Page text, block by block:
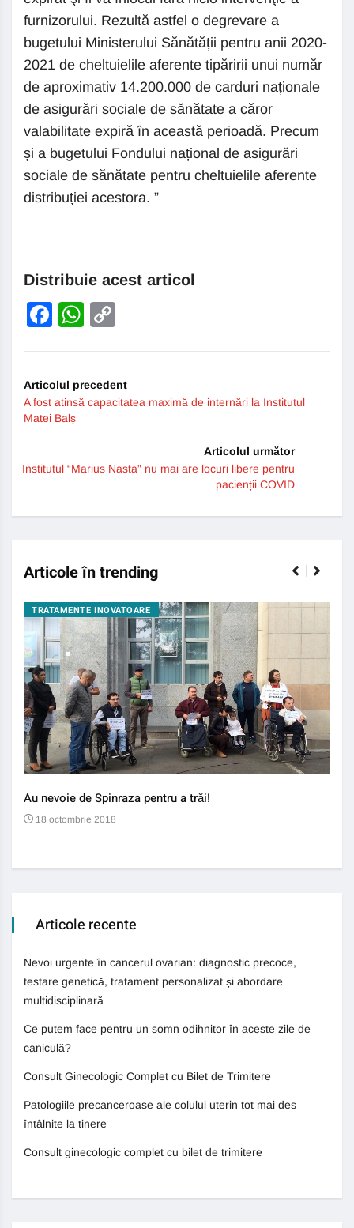
furnizorului. Rezultă astfel o degrevare a
bugetului Ministerului Sănătății pentru anii 2020-
2021 de cheltuielile aferente tipăririi unui număr
de aproximativ 14.200.000 de carduri naționale
de asigurări sociale de sănătate a căror
valabilitate expiră în această perioadă. Precum
și a bugetului Fondului național de asigurări
sociale de sănătate pentru cheltuielile aferente
distribuției acestora. ”
Distribuie acest articol
Facebook
WhatsApp
Articolul precedent
A fost atinsă capacitatea maximă de internări la Institutul
Matei Balș
Articolul următor
Institutul “Marius Nasta” nu mai are locuri libere pentru
pacienții COVID
Articole în trending
TRATAMENTE INOVATOARE
Au nevoie de Spinraza pentru a trăi!
18 octombrie 2018
Articole recente
Nevoi urgente în cancerul ovarian: diagnostic precoce,
testare genetică, tratament personalizat și abordare
multidisciplinară
Ce putem face pentru un somn odihnitor în aceste zile de
caniculă?
Consult Ginecologic Complet cu Bilet de Trimitere
Patologiile precanceroase ale colului uterin tot mai des
întâlnite la tinere
Consult ginecologic complet cu bilet de trimitere